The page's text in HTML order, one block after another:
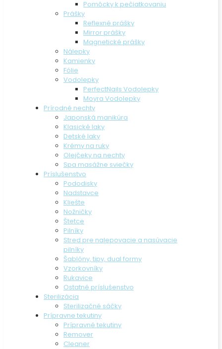
Pomôcky k pečiatkovaniu
Prášky
Reflexné prášky
Mirror prášky
Magnetické prášky
Nálepky
Kamienky
Fólie
Vodolepky
PerfectNails Vodolepky
Moyra Vodolepky
Prírodné nechty
Japonská manikúra
Klasické laky
Detské laky
Krémy na ruky
Olejčeky na nechty
Spa masážne sviečky
Príslušenstvo
Pododisky
Nadstavce
Kliešte
Nožničky
Štetce
Pilníky
Stred pre nalepovacie a nasúvacie
pilníky
Šablóny, tipy, dual formy
Vzorkovníky
Rukavice
Ostatné príslušenstvo
Sterilizácia
Sterilizačné sáčky
Prípravne tekutiny
Prípravné tekutiny
Remover
Cleaner